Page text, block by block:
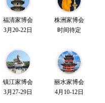
福清家博会
3月20-22日
株洲家博会
时间待定
镇江家博会
3月27-29日
丽水家博会
4月10-12日